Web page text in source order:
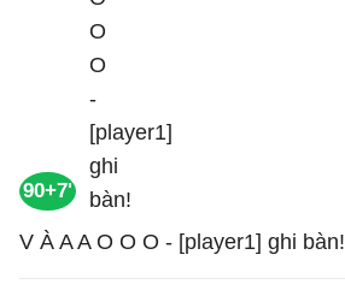
90+7'
V À A A O O O - [player1] ghi bàn!